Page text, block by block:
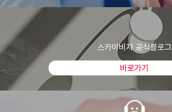
스카이비자 공식블로그
바로가기